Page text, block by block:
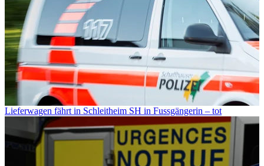
Lieferwagen fährt in Schleitheim SH in Fussgängerin – tot